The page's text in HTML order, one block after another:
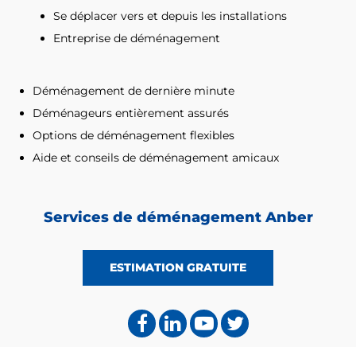
Se déplacer vers et depuis les installations
Entreprise de déménagement
Déménagement de dernière minute
Déménageurs entièrement assurés
Options de déménagement flexibles
Aide et conseils de déménagement amicaux
Services de déménagement Anber
ESTIMATION GRATUITE